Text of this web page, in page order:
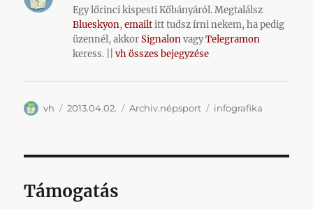
Egy lőrinci kispesti Kőbányáról. Megtalálsz
Blueskyon,emailtitt tudsz írni nekem, ha pedig
üzennél, akkorSignalonvagyTelegramon
keress. ||vh összes bejegyzése
Szerző
vh Közzétéve
2013.04.02. Kategória
Archiv.népsport Címke
infografika
Támogatás